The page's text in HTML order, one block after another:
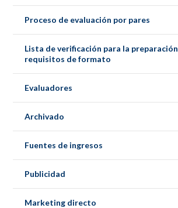
Proceso de evaluación por pares
Lista de verificación para la
requisitos de formato
Evaluadores
Archivado
Fuentes de ingresos
Publicidad
Marketing directo